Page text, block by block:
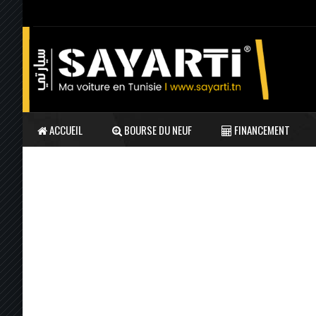
ACCUEIL BOURSE DU NEUF FINANCEMENT